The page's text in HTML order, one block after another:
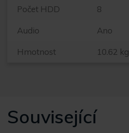
Počet HDD 8
Audio Ano
Hmotnost 10.62 kg
Související